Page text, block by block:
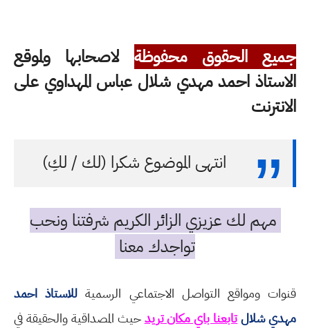
جميع الحقوق محفوظة لاصحابها ولموقع
الاستاذ احمد مهدي شلال عباس المهداوي على
الانترنت
انتهى الموضوع شكرا (لك / لكِ)
مهم لك عزيزي الزائر الكريم شرفتنا ونحب
تواجدك معنا
قنوات ومواقع التواصل الاجتماعي الرسمية للاستاذ احمد
مهدي شلالتابعنا باي مكان تريدحيث المصداقية والحقيقة في